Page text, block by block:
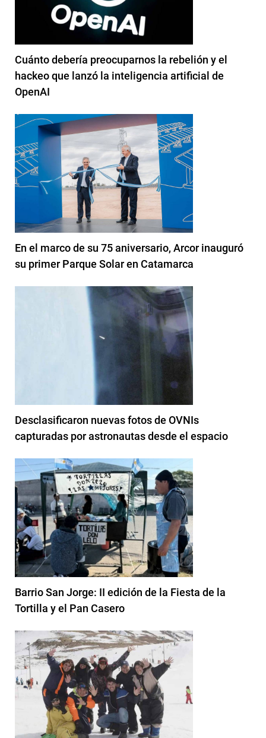
Cuánto debería preocuparnos la rebelión y el
hackeo que lanzó la inteligencia artificial de
OpenAI
En el marco de su 75 aniversario, Arcor inauguró
su primer Parque Solar en Catamarca
Desclasificaron nuevas fotos de OVNIs
capturadas por astronautas desde el espacio
Barrio San Jorge: II edición de la Fiesta de la
Tortilla y el Pan Casero